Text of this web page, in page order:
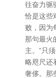
往奋力驱
恰是这些
败，因为
那句最火
主。”只
略咫尺还
奢侈。那